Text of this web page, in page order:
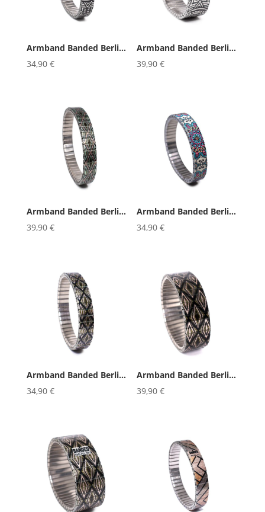
Armband Banded Berlin Gaudi̵...
34,90 €
Armband Banded Berlin Gaudi̵...
39,90€
Armband Banded Berlin Josephine ...
39,90 €
Armband Banded Berlin Mediterran...
34,90€
Armband Banded Berlin Metropolis...
34,90 €
Armband Banded Berlin Metropolis...
39,90€